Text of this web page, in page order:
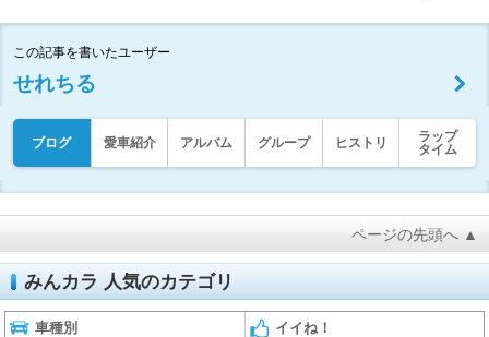
この記事を書いたユーザー
せれちる
ブログ 愛車紹介 アルバム グループ ヒストリ
ラップ
タイム
ページの先頭へ ▲
みんカラ 人気のカテゴリ
車種別 イイね！